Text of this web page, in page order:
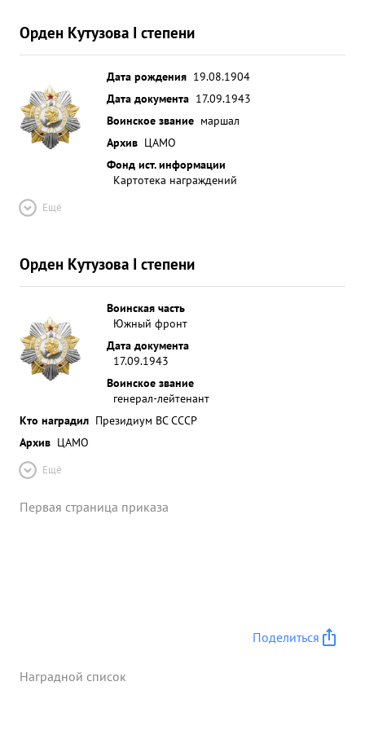
Орден Кутузова I степени
Дата рождения 19.08.1904
Дата документа 17.09.1943
Воинское звание маршал
Архив ЦАМО
Фонд ист. информации
Картотека награждений
Ещё
Орден Кутузова I степени
Воинская часть
Южный фронт
Дата документа
17.09.1943
Воинское звание
генерал-лейтенант
Кто наградил Президиум ВС СССР
Архив ЦАМО
Ещё
Первая страница приказа
Поделиться
Наградной список